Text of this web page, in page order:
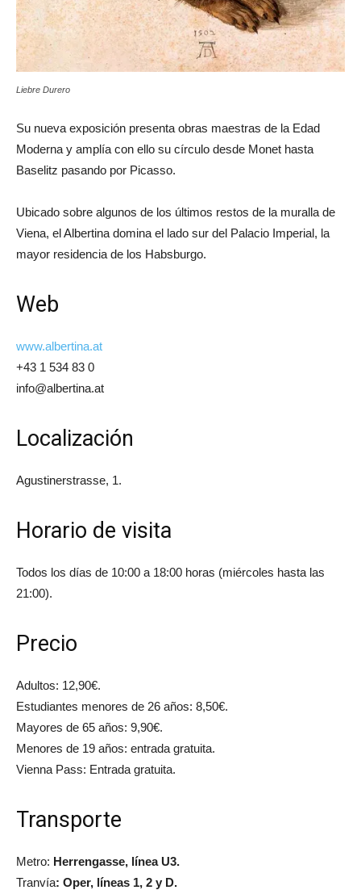
Liebre Durero
Su nueva exposición presenta obras maestras de la Edad
Moderna y amplía con ello su círculo desde Monet hasta
Baselitz pasando por Picasso.
Ubicado sobre algunos de los últimos restos de la muralla de
Viena, el Albertina domina el lado sur del Palacio Imperial, la
mayor residencia de los Habsburgo.
Web
www.albertina.at
+43 1 534 83 0
info@albertina.at
Localización
Agustinerstrasse, 1.
Horario de visita
Todos los días de 10:00 a 18:00 horas (miércoles hasta las
21:00).
Precio
Adultos: 12,90€.
Estudiantes menores de 26 años: 8,50€.
Mayores de 65 años: 9,90€.
Menores de 19 años: entrada gratuita.
Vienna Pass: Entrada gratuita.
Transporte
Metro: Herrengasse, línea U3.
Tranvía: Oper, líneas 1, 2 y D.